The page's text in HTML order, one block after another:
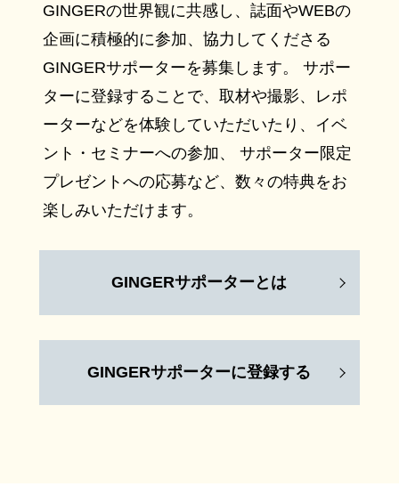
GINGERの世界観に共感し、誌面やWEBの
企画に積極的に参加、協力してくださる
GINGERサポーターを募集します。 サポー
ターに登録することで、取材や撮影、レポ
ーターなどを体験していただいたり、イベ
ント・セミナーへの参加、 サポーター限定
プレゼントへの応募など、数々の特典をお
楽しみいただけます。
GINGERサポーターとは
GINGERサポーターに登録する